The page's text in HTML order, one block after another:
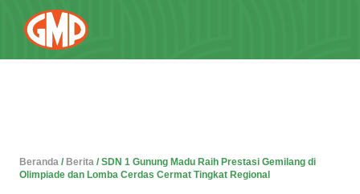
Beranda / Berita / SDN 1 Gunung Madu Raih Prestasi Gemilang di
Olimpiade dan Lomba Cerdas Cermat Tingkat Regional